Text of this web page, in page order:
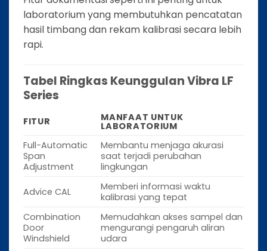
laboratorium yang membutuhkan pencatatan
hasil timbang dan rekam kalibrasi secara lebih
rapi.
Tabel Ringkas Keunggulan Vibra LF
Series
FITUR MANFAAT UNTUK
LABORATORIUM
Full-Automatic
Span
Adjustment
Membantu menjaga akurasi
saat terjadi perubahan
lingkungan
Advice CAL
Memberi informasi waktu
kalibrasi yang tepat
Combination
Door
Windshield
Memudahkan akses sampel dan
mengurangi pengaruh aliran
udara